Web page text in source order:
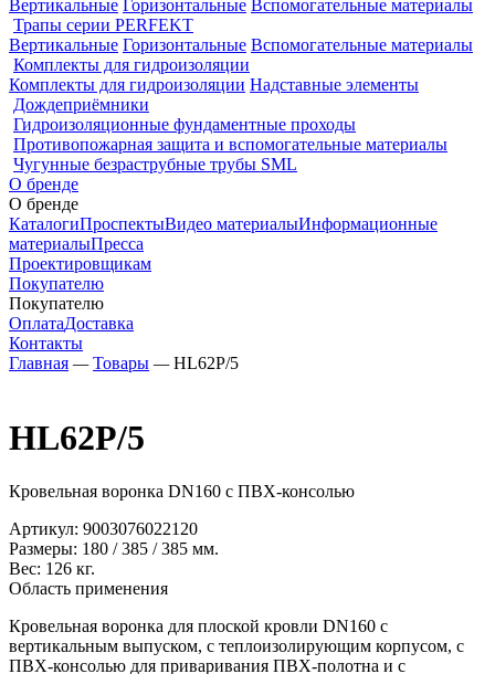
Вертикальные Горизонтальные Вспомогательные материалы
Трапы серии PERFEKT
Вертикальные Горизонтальные Вспомогательные материалы
Комплекты для гидроизоляции
Комплекты для гидроизоляции Надставные элементы
Дождеприёмники
Гидроизоляционные фундаментные проходы
Противопожарная защита и вспомогательные материалы
Чугунные безраструбные трубы SML
О бренде
О бренде
КаталогиПроспектыВидео материалыИнформационные
материалыПресса
Проектировщикам
Покупателю
Покупателю
ОплатаДоставка
Контакты
Главная —Товары —HL62P/5
HL62P/5
Кровельная воронка DN160 с ПВХ-консолью
Артикул: 9003076022120
Размеры: 180 /385 /385 мм.
Вес: 126 кг.
Область применения
Кровельная воронка для плоской кровли DN160 с
вертикальным выпуском, с теплоизолирующим корпусом, с
ПВХ-консолью для приваривания ПВХ-полотна и с